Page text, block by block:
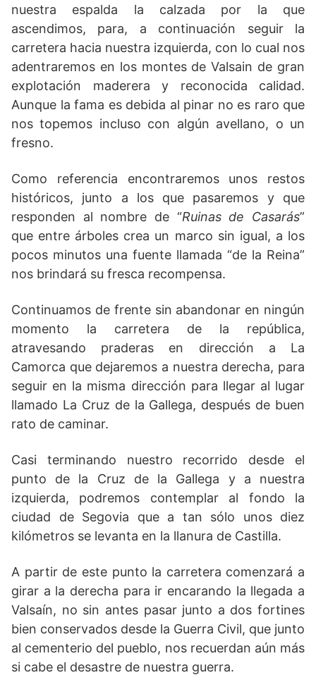
nuestra espalda la calzada por la que
ascendimos, para, a continuación seguir la
carretera hacia nuestra izquierda, con lo cual nos
adentraremos en los montes de Valsain de gran
explotación maderera y reconocida calidad.
Aunque la fama es debida al pinar no es raro que
nos topemos incluso con algún avellano, o un
fresno.
Como referencia encontraremos unos restos
históricos, junto a los que pasaremos y que
responden al nombre de “Ruinas de Casarás”
que entre árboles crea un marco sin igual, a los
pocos minutos una fuente llamada “de la Reina”
nos brindará su fresca recompensa.
Continuamos de frente sin abandonar en ningún
momento la carretera de la república,
atravesando praderas en dirección a La
Camorca que dejaremos a nuestra derecha, para
seguir en la misma dirección para llegar al lugar
llamado La Cruz de la Gallega, después de buen
rato de caminar.
Casi terminando nuestro recorrido desde el
punto de la Cruz de la Gallega y a nuestra
izquierda, podremos contemplar al fondo la
ciudad de Segovia que a tan sólo unos diez
kilómetros se levanta en la llanura de Castilla.
A partir de este punto la carretera comenzará a
girar a la derecha para ir encarando la llegada a
Valsaín, no sin antes pasar junto a dos fortines
bien conservados desde la Guerra Civil, que junto
al cementerio del pueblo, nos recuerdan aún más
si cabe el desastre de nuestra guerra.